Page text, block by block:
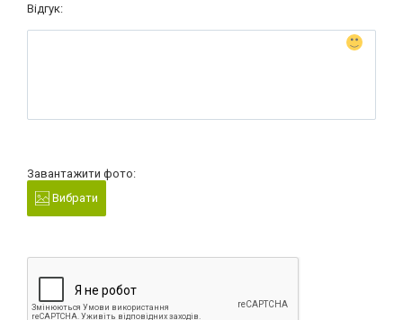
Відгук:
Завантажити фото:
Вибрати